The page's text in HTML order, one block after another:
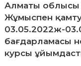
Алматы облысы
Жұмыспен
03.05.2022ж-
бағдарламасы
курсы